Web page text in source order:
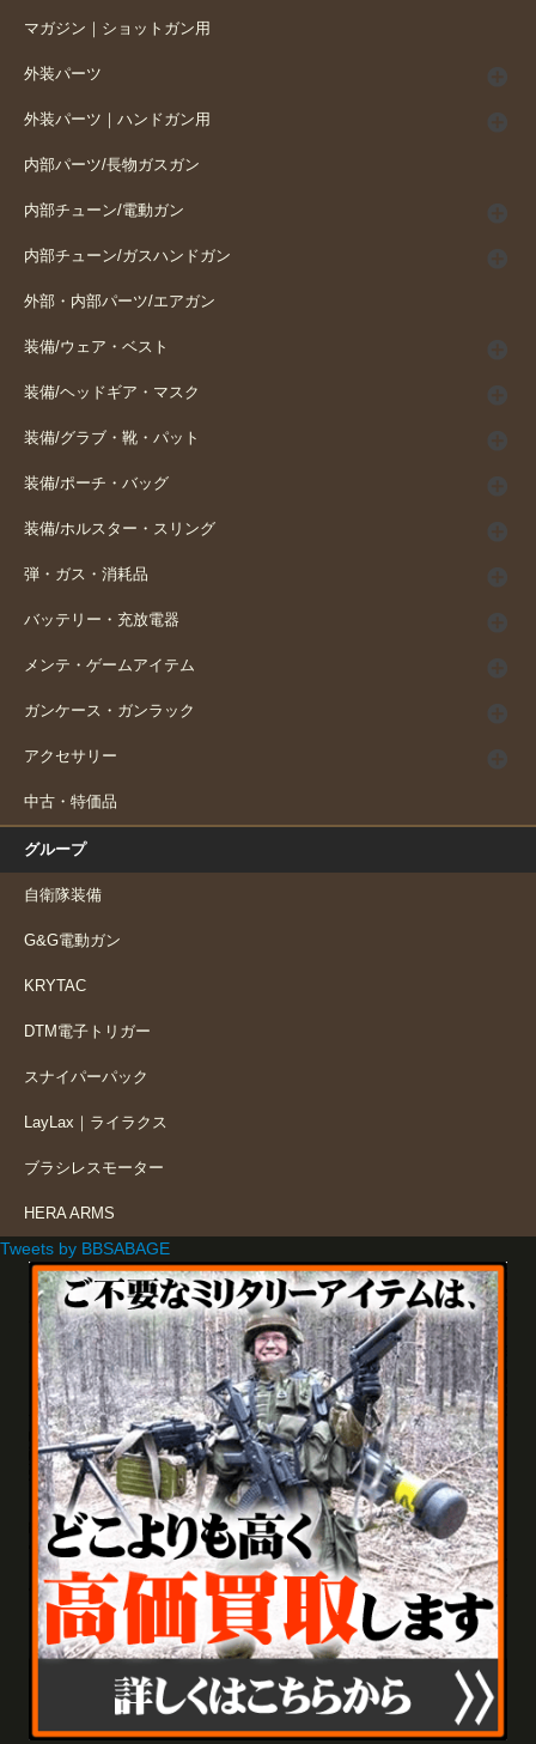
マガジン｜ショットガン用
外装パーツ
外装パーツ｜ハンドガン用
内部パーツ/長物ガスガン
内部チューン/電動ガン
内部チューン/ガスハンドガン
外部・内部パーツ/エアガン
装備/ウェア・ベスト
装備/ヘッドギア・マスク
装備/グラブ・靴・パット
装備/ポーチ・バッグ
装備/ホルスター・スリング
弾・ガス・消耗品
バッテリー・充放電器
メンテ・ゲームアイテム
ガンケース・ガンラック
アクセサリー
中古・特価品
グループ
自衛隊装備
G&G電動ガン
KRYTAC
DTM電子トリガー
スナイパーパック
LayLax｜ライラクス
ブラシレスモーター
HERA ARMS
Tweets by BBSABAGE